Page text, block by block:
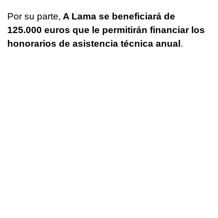
Por su parte, A Lama se beneficiará de
125.000 euros que le permitirán financiar los
honorarios de asistencia técnica anual .